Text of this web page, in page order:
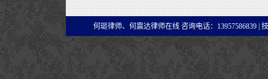
何珽律师、何震达律师在线 咨询电话：13957586839 |